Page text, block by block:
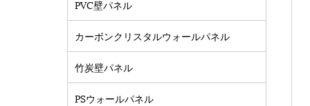
PVC壁パネル
カーボンクリスタルウォールパネル
竹炭壁パネル
PSウォールパネル